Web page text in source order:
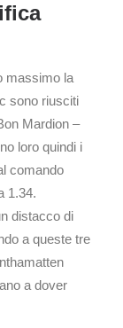
massimo la
sono riusciti
Mardion –
loro quindi i
comando
1.34.
distacco di
a queste tre
a dover